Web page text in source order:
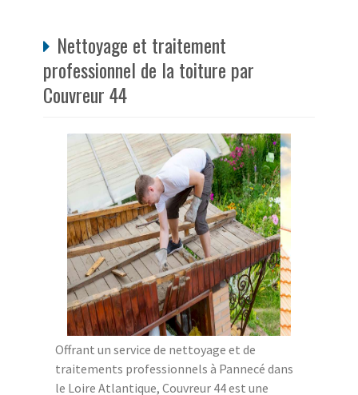
Nettoyage et traitement
professionnel de la toiture par
Couvreur 44
Offrant un service de nettoyage et de
traitements professionnels à Pannecé dans
le Loire Atlantique, Couvreur 44 est une